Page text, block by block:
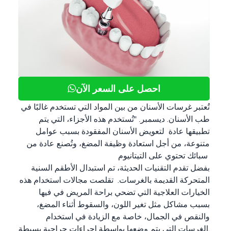
احصل على السعر الآن
تُعتبر غرسات الأسنان من بين المواد التي تستخدم غالبًا في
طب الأسنان. ديسمبر. "تُستخدم هذه الأجزاء، التي يتم
تطبيقها عادة لتعويض الأسنان المفقودة بسبب عوامل
متنوعة، من أجل استعادة وظيفة المضغ، وتُصنع عادة من
بفضل تقدم التقنيات الحديثة، تم استبدال الأطقم السنية
المتحركة القديمة بالغرسات. تقلصت مجالات استخدام هذه
الخيارات العلاجية التي تضحي براحة المريض في فيها
بسبب مشاكل مثل تغير اللون، والسقوط أثناء المضغ،
والنقص في الجمال، خاصة مع الزيادة في استخدام
الغرسات التي يتم وضعها بواسطة إجراءات جراحية بسيطة.